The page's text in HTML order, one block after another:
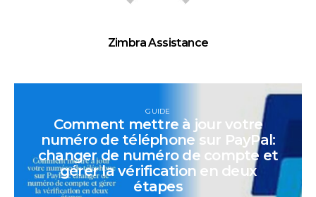
Zimbra Assistance
GUIDE
Comment mettre à jour votre
numéro de téléphone sur PayPal:
changer de numéro de compte et
gérer la vérification en deux
étapes